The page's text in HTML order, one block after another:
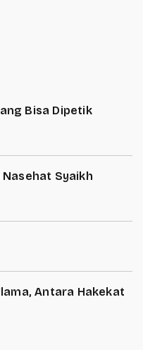
Bisa Dipetik
Syaikh
Antara Hakekat